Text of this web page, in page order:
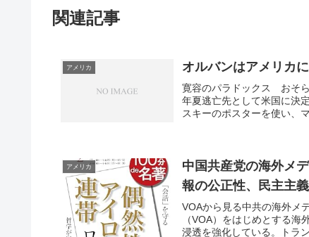
関連記事
アメリカ オルバンはアメリカ
寛容のパラドックス おそ
年夏逃亡先として米国に決
スキーのポスターを使い、
アメリカ
中国共産党の海外メ
報の公正性、民主主
VOAから見る中共の海外メ
（VOA）をはじめとする
浸透を強化している。トラ